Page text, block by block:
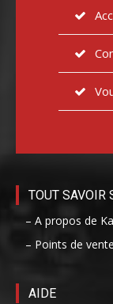
TOUT SAVOIR
– A propos de
– Points de vente
AIDE